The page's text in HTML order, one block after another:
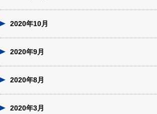
2020年10月
2020年9月
2020年8月
2020年3月